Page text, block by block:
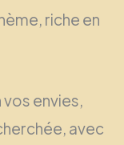
riche en
envies,
avec